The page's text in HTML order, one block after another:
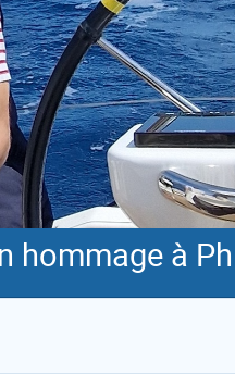
hommage à